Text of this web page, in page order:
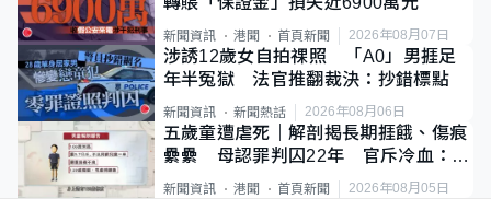
新聞資訊 港聞 首頁新聞 2026年08月07日
涉誘12歲女自拍祼照 「A0」男捱足
年半冤獄 法官推翻裁決：抄錯標點
新聞資訊 新聞熱話 2026年08月06日
五歲童遭虐死｜解剖揭長期捱餓、傷痕
纍纍 母認罪判囚22年 官斥冷血：同
類案最惡劣
新聞資訊 港聞 首頁新聞 2026年08月05日